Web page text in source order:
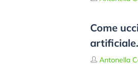
Come
Antonella